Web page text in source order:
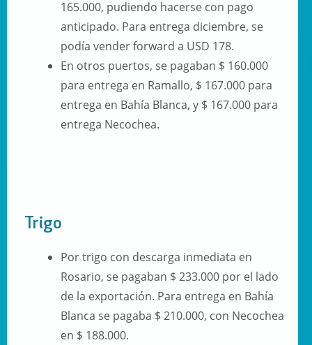
165.000, pudiendo hacerse con pago
anticipado. Para entrega diciembre, se
podía vender forward a USD 178.
En otros puertos, se pagaban $ 160.000
para entrega en Ramallo, $ 167.000 para
entrega en Bahía Blanca, y $ 167.000 para
entrega Necochea.
Trigo
Por trigo con descarga inmediata en
Rosario, se pagaban $ 233.000 por el lado
de la exportación. Para entrega en Bahía
Blanca se pagaba $ 210.000, con Necochea
en $ 188.000.